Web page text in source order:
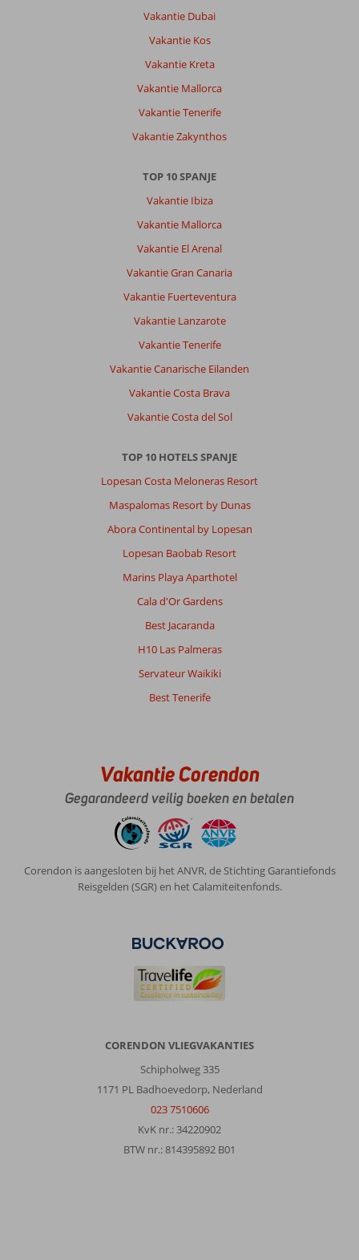
Vakantie Dubai
Vakantie Kos
Vakantie Kreta
Vakantie Mallorca
Vakantie Tenerife
Vakantie Zakynthos
TOP 10 SPANJE
Vakantie Ibiza
Vakantie Mallorca
Vakantie El Arenal
Vakantie Gran Canaria
Vakantie Fuerteventura
Vakantie Lanzarote
Vakantie Tenerife
Vakantie Canarische Eilanden
Vakantie Costa Brava
Vakantie Costa del Sol
TOP 10 HOTELS SPANJE
Lopesan Costa Meloneras Resort
Maspalomas Resort by Dunas
Abora Continental by Lopesan
Lopesan Baobab Resort
Marins Playa Aparthotel
Cala d'Or Gardens
Best Jacaranda
H10 Las Palmeras
Servateur Waikiki
Best Tenerife
Vakantie Corendon
Gegarandeerd veilig boeken en betalen
Corendon is aangesloten bij het ANVR, de Stichting Garantiefonds
Reisgelden (SGR) en het Calamiteitenfonds.
CORENDON VLIEGVAKANTIES
Schipholweg 335
1171 PL Badhoevedorp, Nederland
023 7510606
KvK nr.: 34220902
BTW nr.: 814395892 B01